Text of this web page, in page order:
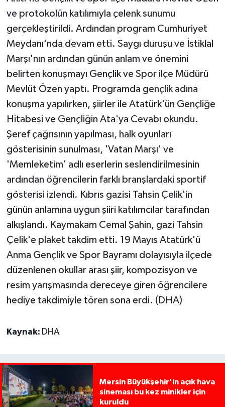
ve protokolün katılımıyla çelenk sunumu
gerçekleştirildi. Ardından program Cumhuriyet
Meydanı'nda devam etti. Saygı duruşu ve İstiklal
Marşı'nın ardından günün anlam ve önemini
belirten konuşmayı Gençlik ve Spor ilçe Müdürü
Mevlüt Özen yaptı. Programda gençlik adına
konuşma yapılırken, şiirler ile Atatürk'ün Gençliğe
Hitabesi ve Gençliğin Ata'ya Cevabı okundu.
Şeref çağrısının yapılması, halk oyunları
gösterisinin sunulması, 'Vatan Marşı' ve
'Memleketim' adlı eserlerin seslendirilmesinin
ardından öğrencilerin farklı branşlardaki sportif
gösterisi izlendi. Kıbrıs gazisi Tahsin Çelik'in
günün anlamına uygun şiiri katılımcılar tarafından
alkışlandı. Kaymakam Cemal Şahin, gazi Tahsin
Çelik'e plaket takdim etti. 19 Mayıs Atatürk'ü
Anma Gençlik ve Spor Bayramı dolayısıyla ilçede
düzenlenen okullar arası şiir, kompozisyon ve
resim yarışmasında dereceye giren öğrencilere
hediye takdimiyle tören sona erdi. (DHA)
Kaynak: DHA
Mersin Büyükşehir'in açık hava
sineması bu kez minikler için
kuruldu